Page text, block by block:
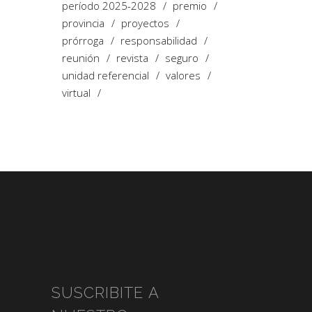
período 2025-2028
premio
provincia
proyectos
prórroga
responsabilidad
reunión
revista
seguro
unidad referencial
valores
virtual
SUSCRIBITE A